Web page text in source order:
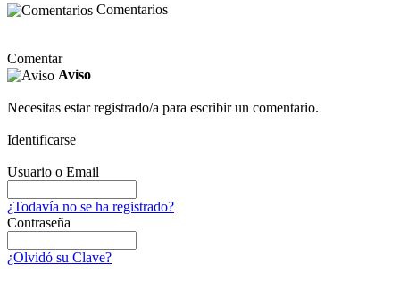
Comentarios
Comentar
Aviso
Necesitas estar registrado/a para escribir un comentario.
Identificarse
Usuario o Email
¿Todavía no se ha registrado?
Contraseña
¿Olvidó su Clave?